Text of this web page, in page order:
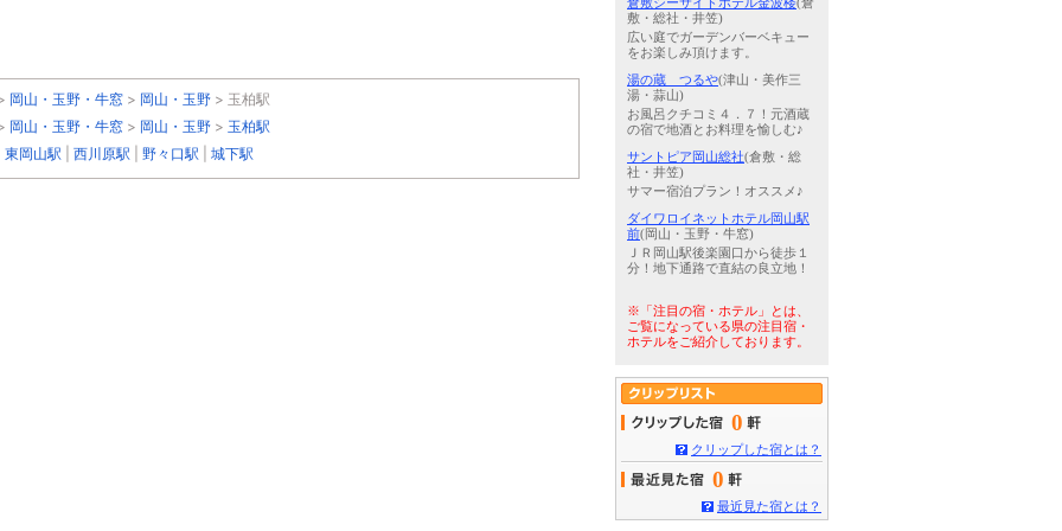
岡山・玉野・牛窓 > 岡山・玉野 > 玉柏駅
岡山・玉野・牛窓 > 岡山・玉野 > 玉柏駅
東岡山駅 西川原駅 野々口駅 城下駅
敷・総社・井笠)
広い庭でガーデンバーベキュー
をお楽しみ頂けます。
湯の蔵 つるや(津山・美作三
湯・蒜山)
お風呂クチコミ４．７！元酒蔵
の宿で地酒とお料理を愉しむ♪
サントピア岡山総社(倉敷・総
社・井笠)
サマー宿泊プラン！オススメ♪
ダイワロイネットホテル岡山駅
前(岡山・玉野・牛窓)
ＪＲ岡山駅後楽園口から徒歩１
分！地下通路で直結の良立地！
※「注目の宿・ホテル」とは、
ご覧になっている県の注目宿・
ホテルをご紹介しております。
0
クリップした宿とは？
0
最近見た宿とは？